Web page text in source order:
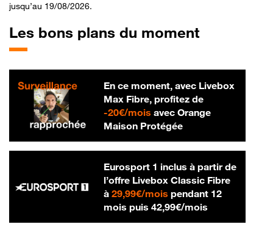
jusqu’au 19/08/2026.
Les bons plans du moment
En ce moment, avec Livebox
Max Fibre, profitez de
-20€/mois20 € par mois
avec Orange
Maison Protégée
Eurosport 1 inclus à partir de
l’offre Livebox Classic Fibre
à 29,99€/mois29,99 € par mois
pendant 12
mois puis 42,99€/mois42,99 € par